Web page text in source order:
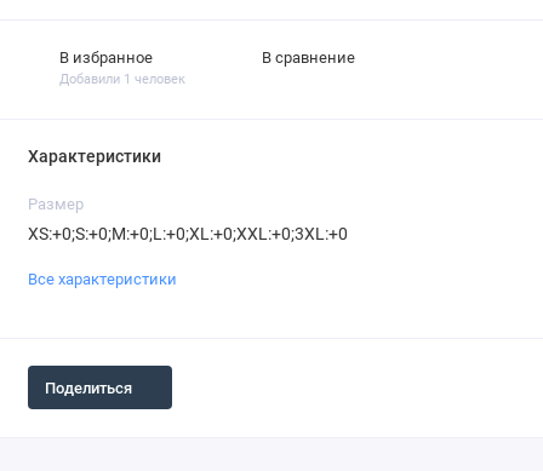
В избранное
Добавили 1 человек
В сравнение
Характеристики
Размер
XS:+0;S:+0;M:+0;L:+0;XL:+0;XXL:+0;3XL:+0
Все характеристики
Поделиться